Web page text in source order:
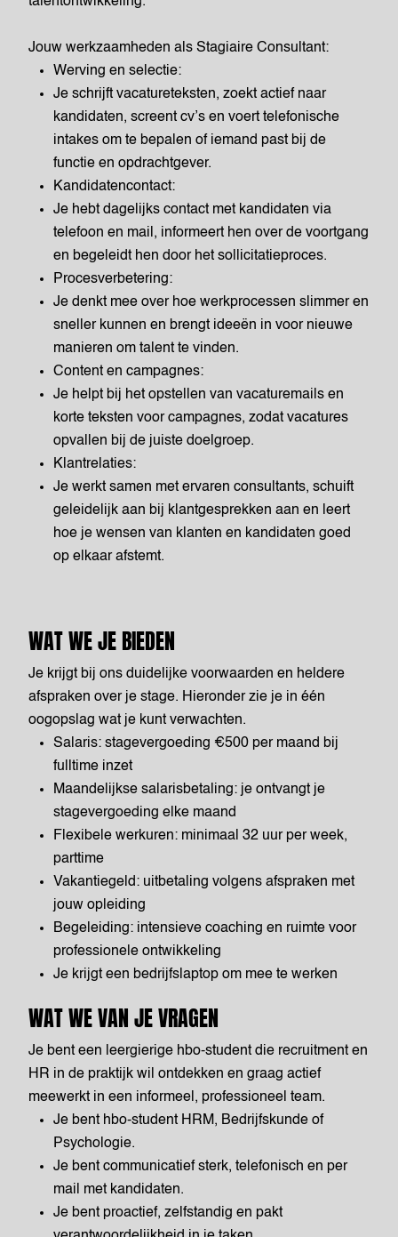
Jouw werkzaamheden als Stagiaire Consultant:
Werving en selectie:
Je schrijft vacatureteksten, zoekt actief naar
kandidaten, screent cv’s en voert telefonische
intakes om te bepalen of iemand past bij de
functie en opdrachtgever.
Kandidatencontact:
Je hebt dagelijks contact met kandidaten via
telefoon en mail, informeert hen over de voortgang
en begeleidt hen door het sollicitatieproces.
Procesverbetering:
Je denkt mee over hoe werkprocessen slimmer en
sneller kunnen en brengt ideeën in voor nieuwe
manieren om talent te vinden.
Content en campagnes:
Je helpt bij het opstellen van vacaturemails en
korte teksten voor campagnes, zodat vacatures
opvallen bij de juiste doelgroep.
Klantrelaties:
Je werkt samen met ervaren consultants, schuift
geleidelijk aan bij klantgesprekken aan en leert
hoe je wensen van klanten en kandidaten goed
op elkaar afstemt.
WAT WE JE BIEDEN
Je krijgt bij ons duidelijke voorwaarden en heldere
afspraken over je stage. Hieronder zie je in één
oogopslag wat je kunt verwachten.
Salaris: stagevergoeding €500 per maand bij
fulltime inzet
Maandelijkse salarisbetaling: je ontvangt je
stagevergoeding elke maand
Flexibele werkuren: minimaal 32 uur per week,
parttime
Vakantiegeld: uitbetaling volgens afspraken met
jouw opleiding
Begeleiding: intensieve coaching en ruimte voor
professionele ontwikkeling
Je krijgt een bedrijfslaptop om mee te werken
WAT WE VAN JE VRAGEN
Je bent een leergierige hbo-student die recruitment en
HR in de praktijk wil ontdekken en graag actief
meewerkt in een informeel, professioneel team.
Je bent hbo-student HRM, Bedrijfskunde of
Psychologie.
Je bent communicatief sterk, telefonisch en per
mail met kandidaten.
Je bent proactief, zelfstandig en pakt